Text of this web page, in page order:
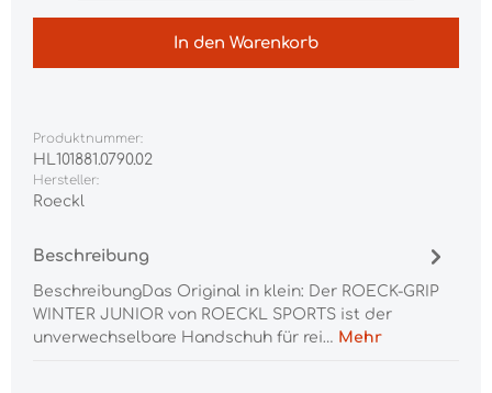
In den Warenkorb
Produktnummer:
HL101881.0790.02
Hersteller:
Roeckl
Beschreibung
BeschreibungDas Original in klein: Der ROECK-GRIP
WINTER JUNIOR von ROECKL SPORTS ist der
unverwechselbare Handschuh für rei… Mehr